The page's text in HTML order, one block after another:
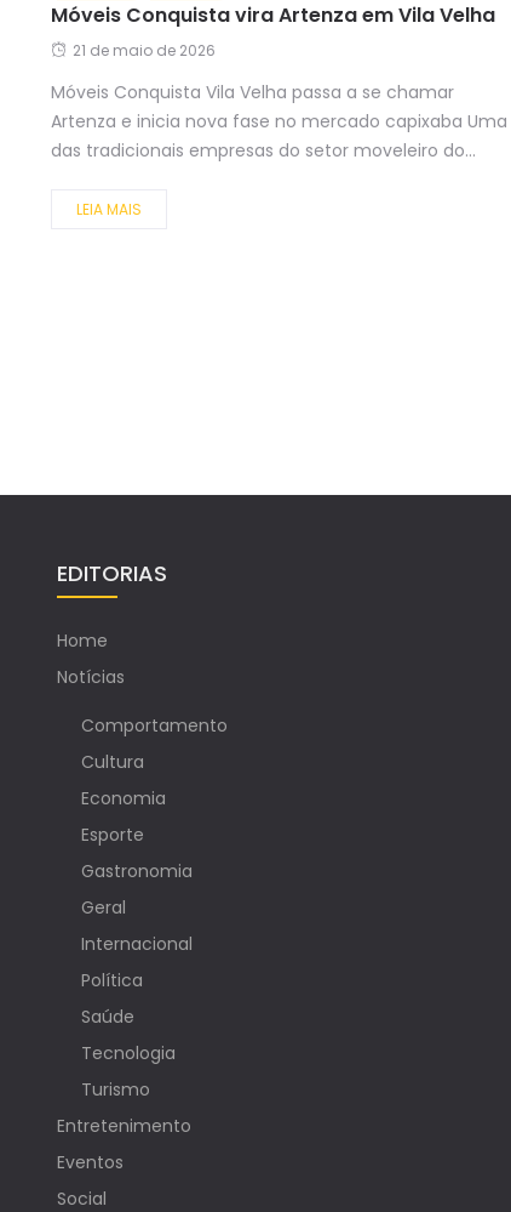
Móveis Conquista vira Artenza em Vila Velha
21 de maio de 2026
Móveis Conquista Vila Velha passa a se chamar
Artenza e inicia nova fase no mercado capixaba Uma
das tradicionais empresas do setor moveleiro do...
LEIA MAIS
EDITORIAS
Home
Notícias
Comportamento
Cultura
Economia
Esporte
Gastronomia
Geral
Internacional
Política
Saúde
Tecnologia
Turismo
Entretenimento
Eventos
Social